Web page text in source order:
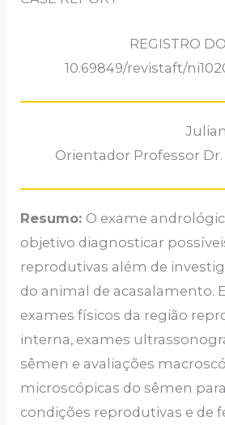
REGISTRO
10.69849/revistaft/
Orientador Professor
Resumo: O exame
objetivo diagnosticar
reprodutivas além de
do animal de acasalamento.
exames físicos da região
interna, exames
sêmen e avaliações
microscópicas do sêmen
condições reprodutivas e de